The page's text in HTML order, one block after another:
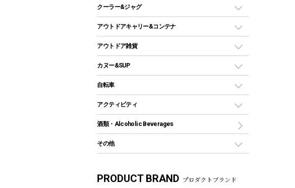
自立式タープ
パラソル
テントアクセサリー
ペグ
グランドシート
ガイドロープ
ツール
ヘッドライト
キャンドル
ガストーチ、ライター
卓上タイプグリル
パーティータイプグリル
鉄板、アミ
焚き火台&ストーブ
火起こし
バーベキューツール
燃料・着火剤・炭
ホットサンドメーカー
クッカーセット
シェラカップ
クッキングツール
ナイフ
カトラリー
マグカップ、カップ
ステンレスボトル
コップ付きタイプ
ワンタッチタイプ
プラスチックボトル
ディズニーボトル
クーラー&ジャグ
クーラーボックス
クーラーバッグ
ウォータージャグ
保冷剤
アウトドアキャリー&コンテナ
アウトドアキャリー
アウトドア雑貨
バックパック&バッグ
リュック、バックパック
トートバッグ、サコッシュ
ショッピングキャリー
その他アウトドア雑貨
レイン
カヌー&SUP
インフレータブル
カヤック
パドル
ヘルメット
自転車
折りたたみ自転車
スポーツサイクル
シティサイクル
自転車用アクセサリー
アクティビティ
マリン
ラッシュガード
テント
酒類・Alcoholic Beverages
その他
湯たんぽ
PRODUCT BRAND プロダクトブランド